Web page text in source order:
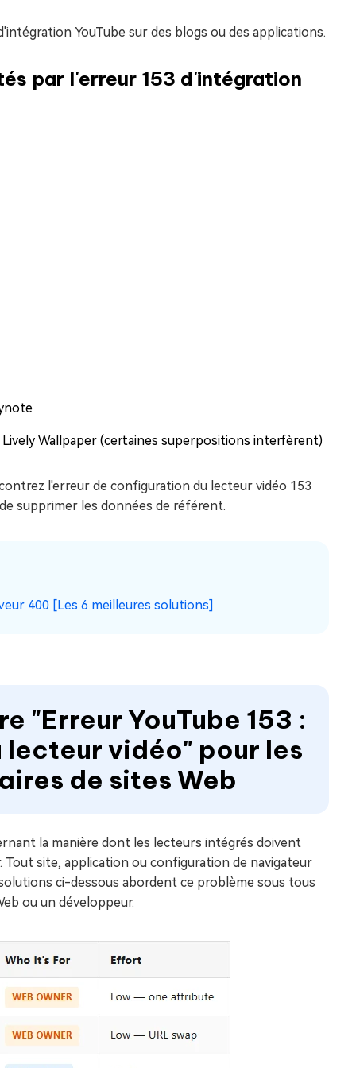
YouTube sur des blogs ou des applications.
par l'erreur 153 d'intégration
Wallpaper (certaines superpositions interfèrent)
l'erreur de configuration du lecteur vidéo 153
supprimer les données de référent.
400 [Les 6 meilleures solutions]
"Erreur YouTube 153 :
vidéo" pour les
de sites Web
la manière dont les lecteurs intégrés doivent
site, application ou configuration de navigateur
ci-dessous abordent ce problème sous tous
ou un développeur.